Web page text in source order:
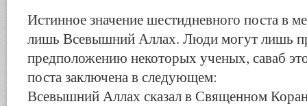
Истинное значение шестидневного поста в
лишь Всевышний Аллах. Люди могут лишь
предположению некоторых ученых, саваб
поста заключена в следующем:
Всевышний Аллах сказал в Священном